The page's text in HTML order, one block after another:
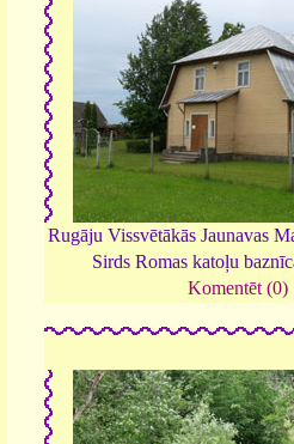
Rugāju Vissvētākās Jaunavas
Sirds Romas katoļu
Komentēt (0)